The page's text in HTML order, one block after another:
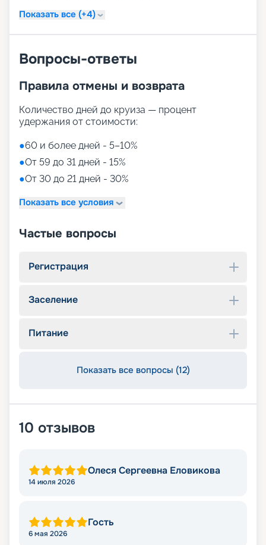
Показать все (+4)
Вопросы-ответы
Правила отмены и возврата
Количество дней до круиза — процент
удержания от стоимости:
●60 и более дней - 5–10%
●От 59 до 31 дней - 15%
●От 30 до 21 дней - 30%
Показать все условия
Частые вопросы
Регистрация
Заселение
Питание
Показать все вопросы (12)
10 отзывов
Олеся Сергеевна Еловикова
14 июля 2026
Гость
6 мая 2026